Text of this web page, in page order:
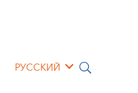
РУССКИЙ